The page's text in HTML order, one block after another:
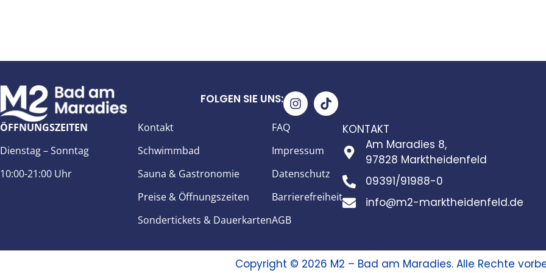
FOLGEN SIE UNS:
ÖFFNUNGSZEITEN
Dienstag – Sonntag
10:00-21:00 Uhr
Kontakt
Schwimmbad
Sauna & Gastronomie
Preise & Öffnungszeiten
Sondertickets & Dauerkarten
FAQ
Impressum
Datenschutz
Barrierefreiheit
AGB
KONTAKT
Am Maradies 8,
97828 Marktheidenfeld
09391/91988-0
info@m2-marktheidenfeld.de
Copyright © 2026 M2 – Bad am Maradies. Alle Rechte